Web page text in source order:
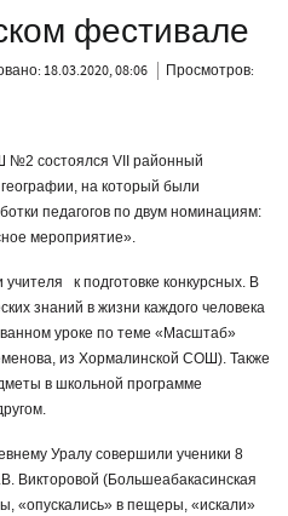
фестивале
18.03.2020, 08:06
Просмотров:
№2 состоялся VII районный
на который были
педагогов по двум номинациям:
мероприятие».
к подготовке конкурсных. В
знаний в жизни каждого человека
уроке по теме «Масштаб»
из Хормалинской СОШ). Также
в школьной программе
Уралу совершили ученики 8
Викторовой (Большеабакасинская
«опускались» в пещеры, «искали»